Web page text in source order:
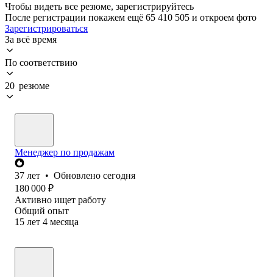
Чтобы видеть все резюме, зарегистрируйтесь
После регистрации покажем ещё 65 410 505 и откроем фото
Зарегистрироваться
За всё время
По соответствию
20 резюме
Менеджер по продажам
37 лет • Обновлено сегодня
180 000 ₽
Активно ищет работу
Общий опыт
15 лет 4 месяца